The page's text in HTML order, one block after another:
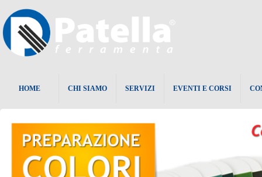
HOME CHI SIAMO SERVIZI EVENTI E CORSI